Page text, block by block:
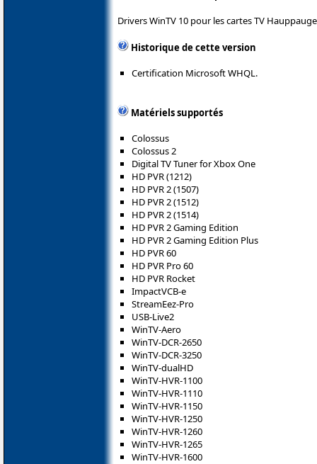
Drivers WinTV 10 pour les cartes TV
Historique de cette version
Certification Microsoft WHQL.
Matériels supportés
Colossus
Colossus 2
Digital TV Tuner for Xbox One
HD PVR (1212)
HD PVR 2 (1507)
HD PVR 2 (1512)
HD PVR 2 (1514)
HD PVR 2 Gaming Edition
HD PVR 2 Gaming Edition Plus
HD PVR 60
HD PVR Pro 60
HD PVR Rocket
ImpactVCB-e
StreamEez-Pro
USB-Live2
WinTV-Aero
WinTV-DCR-2650
WinTV-DCR-3250
WinTV-dualHD
WinTV-HVR-1100
WinTV-HVR-1110
WinTV-HVR-1150
WinTV-HVR-1250
WinTV-HVR-1260
WinTV-HVR-1265
WinTV-HVR-1600